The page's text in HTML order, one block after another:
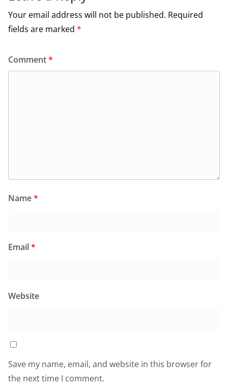
Your email address will not be published. Required
fields are marked *
Comment*
Name*
Email*
Website
Save my name, email, and website in this browser for
the next time I comment.